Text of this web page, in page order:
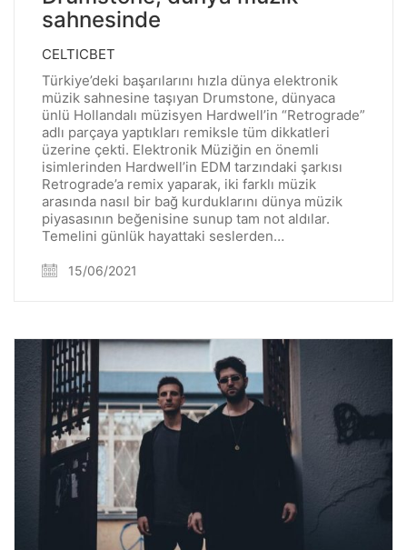
sahnesinde
CELTICBET
Türkiye’deki başarılarını hızla dünya elektronik
müzik sahnesine taşıyan Drumstone, dünyaca
ünlü Hollandalı müzisyen Hardwell’in “Retrograde”
adlı parçaya yaptıkları remiksle tüm dikkatleri
üzerine çekti. Elektronik Müziğin en önemli
isimlerinden Hardwell’in EDM tarzındaki şarkısı
Retrograde’a remix yaparak, iki farklı müzik
arasında nasıl bir bağ kurduklarını dünya müzik
piyasasının beğenisine sunup tam not aldılar.
Temelini günlük hayattaki seslerden…
15/06/2021